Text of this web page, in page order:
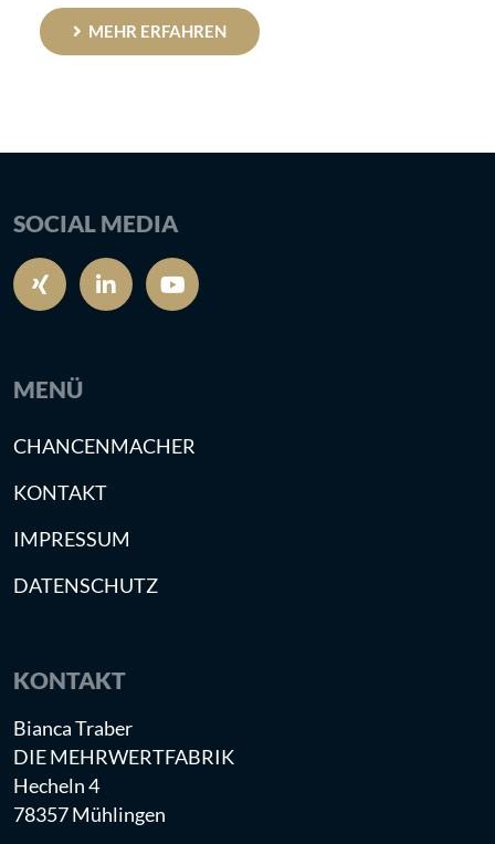
MEHR ERFAHREN
SOCIAL MEDIA
MENÜ
CHANCENMACHER
KONTAKT
IMPRESSUM
DATENSCHUTZ
KONTAKT
Bianca Traber
DIE MEHRWERTFABRIK
Hecheln 4
78357 Mühlingen